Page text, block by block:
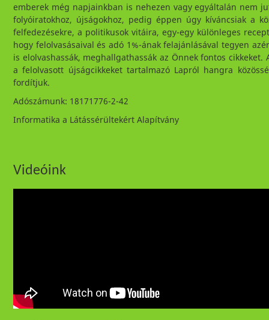
emberek még napjainkban is nehezen vagy egyáltalán nem
folyóiratokhoz, újságokhoz, pedig éppen úgy kíváncsiak a
felfedezésekre, a politikusok vitáira, egy-egy különleges
hogy felolvasásaival és adó 1%-ának felajánlásával tegyen
is elolvashassák, meghallgathassák az Önnek fontos
a felolvasott újságcikkeket tartalmazó Lapról hangra
fordítjuk.
Adószámunk: 18171776-2-42
Informatika a Látássérültekért Alapítvány
Videóink